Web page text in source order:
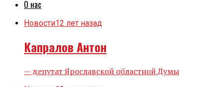
О нас
Новости12 лет назад
Капралов Антон
— депутат Ярославской областной Думы